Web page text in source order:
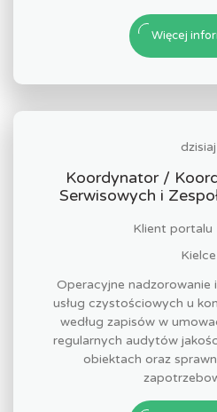
Więcej
dzisiaj
Koordynator /
Serwisowych i
Klient portalu
Kielce
Operacyjne nadzorowanie
usług czystościowych u
według zapisów w
regularnych audytów
obiektach oraz